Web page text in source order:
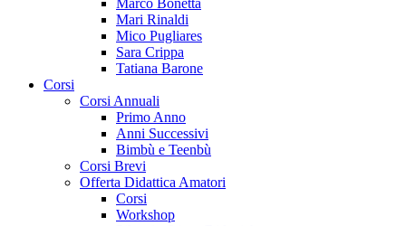
Marco Bonetta
Mari Rinaldi
Mico Pugliares
Sara Crippa
Tatiana Barone
Corsi
Corsi Annuali
Primo Anno
Anni Successivi
Bimbù e Teenbù
Corsi Brevi
Offerta Didattica Amatori
Corsi
Workshop